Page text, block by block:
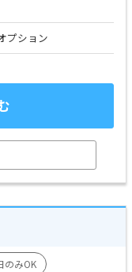
プション
のみOK